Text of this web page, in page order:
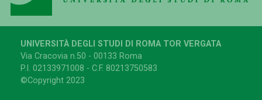
UNIVERSITÀ DEGLI STUDI DI ROMA TOR VERGATA
Via Cracovia n.50 - 00133 Roma
P.I. 02133971008 - C.F. 80213750583
©Copyright 2023